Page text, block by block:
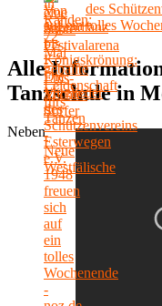
des
auf ein tolles
Alle
Tanzschule in
Neben